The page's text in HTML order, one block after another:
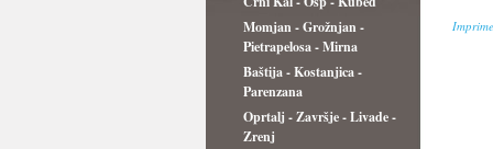
Momjan - Grožnjan -
Pietrapelosa - Mirna
Baštija - Kostanjica -
Parenzana
Oprtalj - Završje - Livade -
Zrenj